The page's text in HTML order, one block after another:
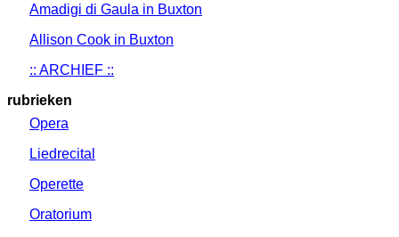
Amadigi di Gaula in Buxton
Allison Cook in Buxton
:: ARCHIEF ::
rubrieken
Opera
Liedrecital
Operette
Oratorium